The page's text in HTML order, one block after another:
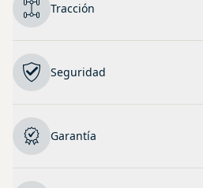
Tracción
Seguridad
Garantía